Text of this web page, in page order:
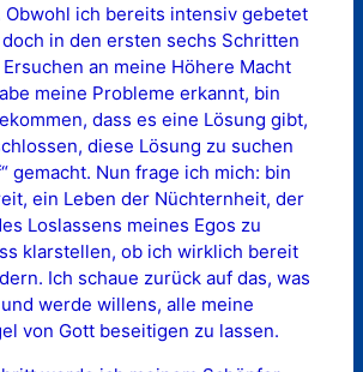
Obwohl ich bereits intensiv gebetet
in den ersten sechs Schritten
an meine Höhere Macht
meine Probleme erkannt, bin
dass es eine Lösung gibt,
diese Lösung zu suchen
gemacht. Nun frage ich mich: bin
ein Leben der Nüchternheit, der
Loslassens meines Egos zu
klarstellen, ob ich wirklich bereit
Ich schaue zurück auf das, was
werde willens, alle meine
von Gott beseitigen zu lassen.